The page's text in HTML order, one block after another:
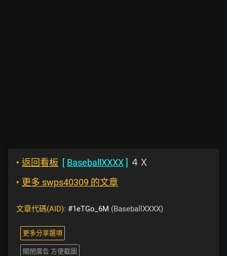
‣ 返回看板 [ BaseballXXXX] ４Ｘ
‣ 更多 swps40309 的文章
文章代碼(AID): #1eTGo_6M (BaseballXXXX)
更多分享選項
關閉廣告 方便截圖